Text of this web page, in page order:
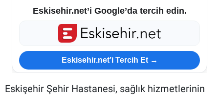
Eskisehir.net’i Google’da tercih edin.
Eskisehir.net’i Tercih Et →
Eskişehir Şehir Hastanesi, sağlık hizmetlerinin